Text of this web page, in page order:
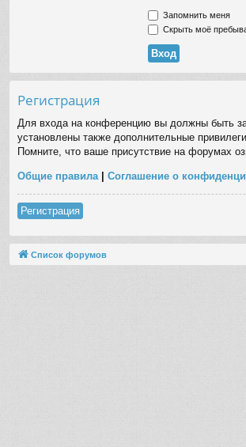
Запомнить меня
Скрыть моё
Регистрация
Для входа на конференцию вы должны быть
установлены также дополнительные
Помните, что ваше присутствие на форумах
Общие правила | Соглашение о
Регистрация
Список форумов